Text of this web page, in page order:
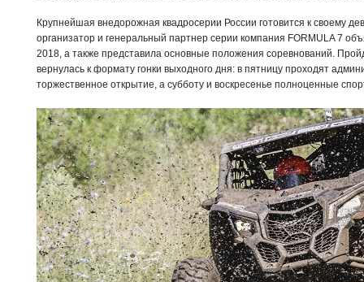
Крупнейшая внедорожная квадросерии России готовится к своему
организатор и генеральный партнер серии компания FORMULA 7
2018, а также представила основные положения соревнований.
вернулась к формату гонки выходного дня: в пятницу проходят
торжественное открытие, а субботу и воскресенье полноценные